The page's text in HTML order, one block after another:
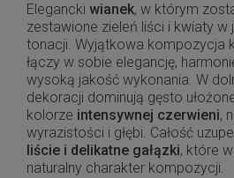
Elegancki wianek, w którym
zestawione zieleń liści i kwiaty w
tonacji. Wyjątkowa kompozycja
łączy w sobie elegancję,
wysoką jakość wykonania. W
dekoracji dominują gęsto
kolorze intensywnej czerwieni,
wyrazistości i głębi. Całość
liście i delikatne gałązki, które
naturalny charakter kompozycji.